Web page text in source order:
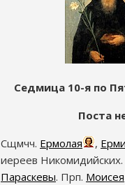
Седмица 10-я по
Поста
Сщмчч. Ермолая ,
иереев
Параскевы. Прп. Моисея